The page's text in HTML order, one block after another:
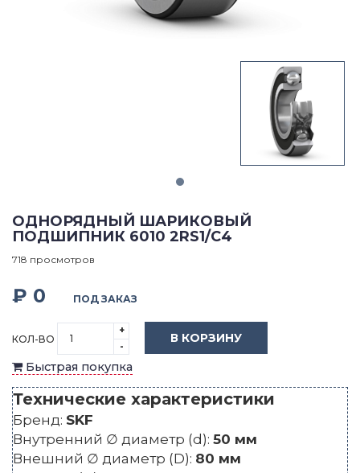
ОДНОРЯДНЫЙ ШАРИКОВЫЙ
ПОДШИПНИК 6010 2RS1/C4
718 просмотров
₽ 0 ПОД ЗАКАЗ
КОЛ-ВО
+
-
В КОРЗИНУ
Быстрая покупка
Технические характеристики
Бренд: SKF
Внутренний ∅ диаметр (d): 50 мм
Внешний ∅ диаметр (D): 80 мм